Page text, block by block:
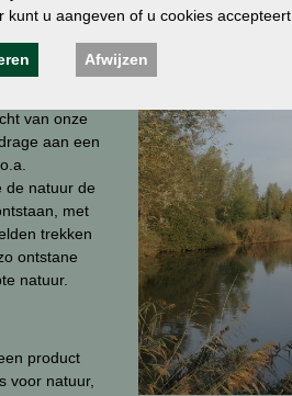
ruimte
op dat
der jaren
van onze
aan een
de natuur de
met
trekken
ontstane
natuur.
product
voor natuur,
kunt u aangeven of u cookies accepteert.
Afwijzen